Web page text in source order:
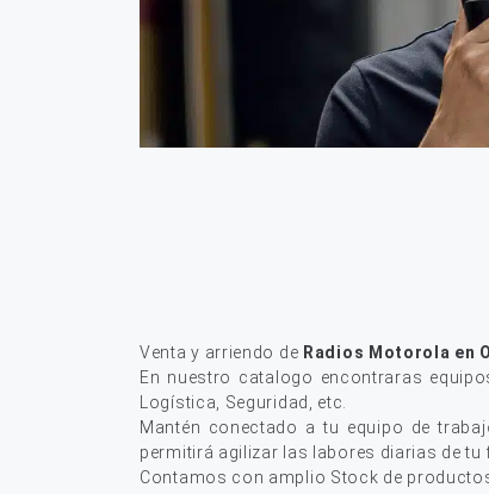
Venta y arriendo de Radios Motorola en
En nuestro catalogo encontraras
Logística, Seguridad, etc.
Mantén conectado a tu equipo de
permitirá agilizar las labores diarias de tu
Contamos con amplio Stock de